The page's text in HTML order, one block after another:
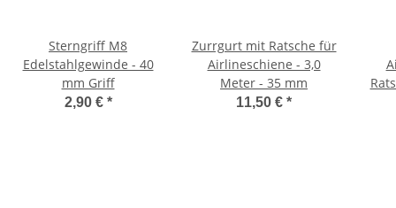
Sterngriff M8
Edelstahlgewinde - 40
mm Griff
2,90 € *
Zurrgurt mit Ratsche für
Airlineschiene - 3,0
Meter - 35 mm
11,50 € *